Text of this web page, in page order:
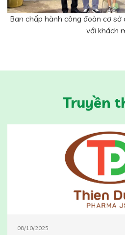
Ban chấp hành công đoàn cơ
với khách
Truyền
08/10/2025